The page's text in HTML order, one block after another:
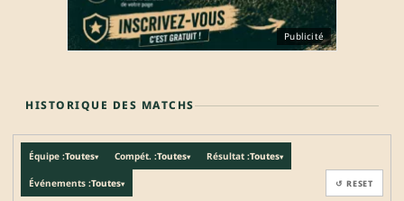
Publicité
HISTORIQUE DES MATCHS
Équipe :Toutes▾ Compét. :Toutes▾ Résultat :Toutes▾
Événements :Toutes▾ ↺ RESET